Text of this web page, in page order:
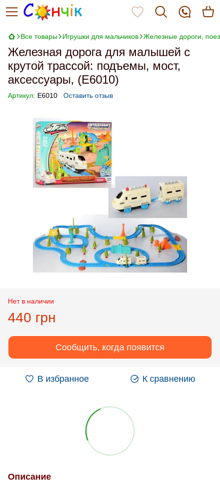
Все товары Игрушки для мальчиков Железные дороги,
Железная дорога для малышей с
крутой трассой: подъемы, мост,
аксессуары, (E6010)
Артикул: E6010 Оставить отзыв
Нет в наличии
440 грн
Сообщить, когда появится
В избранное К сравнению
Описание